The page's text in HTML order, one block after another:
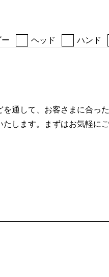
ヘッド ハンド
通して、お客さまに合っ
します。まずはお気軽にご